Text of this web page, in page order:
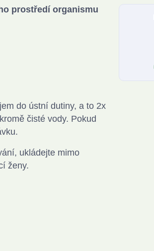
prostředí organismu
do ústní dutiny, a to 2x
čisté vody. Pokud
ukládejte mimo
ženy.